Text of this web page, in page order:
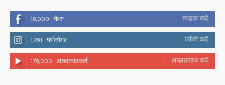
18,000 फैंस लाइक करें
1,791 फॉलोवर फॉलो करें
179,000 सब्सक्राइबर्स सब्सक्राइब करें